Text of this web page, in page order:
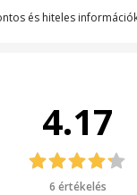
és hiteles
4.17
6 értékelés